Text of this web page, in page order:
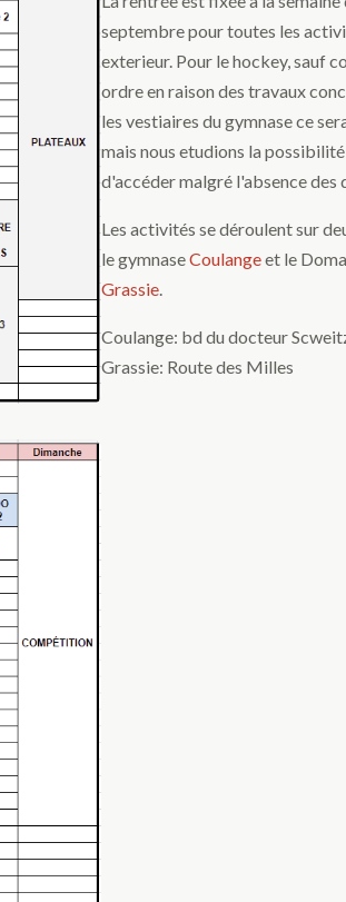
septembre pour toutes les
exterieur. Pour le hockey, sauf
ordre en raison des travaux
les vestiaires du gymnase ce
mais nous etudions la possibilité
d'accéder malgré l'absence des
Les activités se déroulent sur
le gymnaseCoulangeet le
Grassie
Coulange: bd du docteur
Grassie: Route des Milles